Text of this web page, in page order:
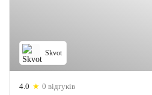
Skvot
4.0 ★ 0 відгуків